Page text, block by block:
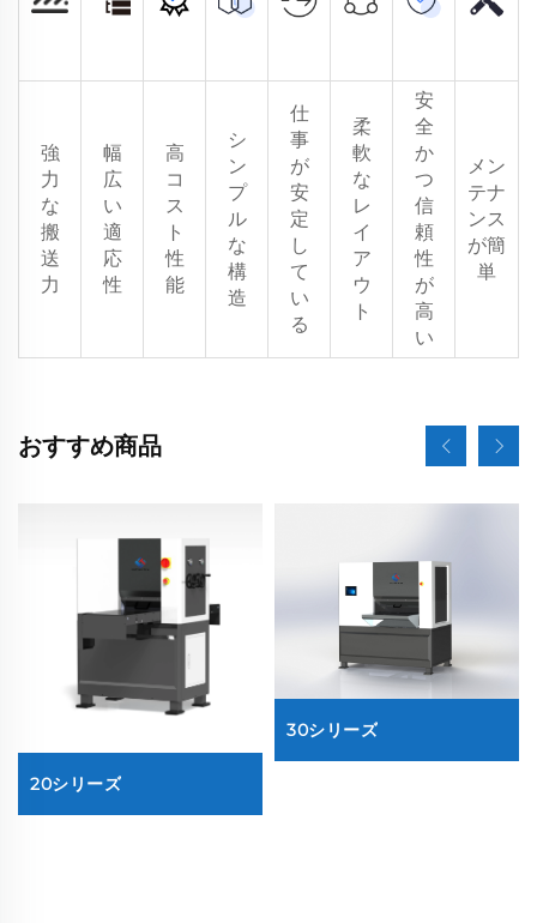
強
力
な
搬
送
力
幅
広
い
適
応
性
高
コ
ス
ト
性
能
シ
ン
プ
ル
な
構
造
仕
事
が
安
定
し
て
い
る
柔
軟
な
レ
イ
ア
ウ
ト
安
全
か
つ
信
頼
性
が
高
い
メン
テナ
ンス
が簡
単
おすすめ商品
20シリーズ
30シリーズ